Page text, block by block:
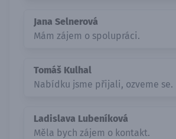
Jana Selnerová
Mám zájem o spolupráci.
Tomáš Kulhal
Nabídku jsme přijali, ozveme se.
Ladislava Lubeníková
Měla bych zájem o kontakt.